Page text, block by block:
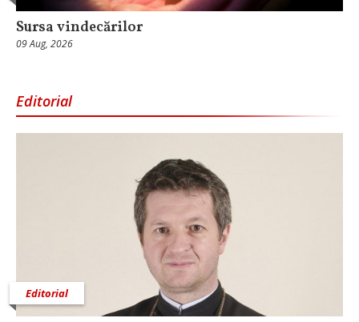
Sursa vindecărilor
09 Aug, 2026
Editorial
Editorial